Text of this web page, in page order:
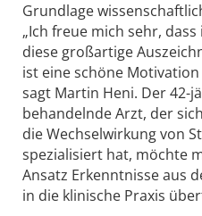
Grundlage
„Ich freue mich sehr,
diese großartige
ist eine schöne
sagt Martin Heni. Der 42-
behandelnde Arzt, der
die Wechselwirkung von
spezialisiert hat, möchte
Ansatz Erkenntnisse aus
in die klinische Praxis